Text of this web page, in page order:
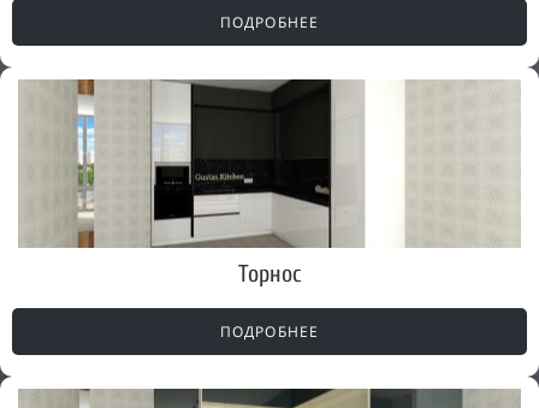
ПОДРОБНЕЕ
Торнос
ПОДРОБНЕЕ